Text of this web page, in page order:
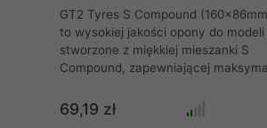
GT2 Tyres S Compound
to wysokiej jakości opony do modeli
stworzone z miękkiej mieszanki S
Compound, zapewniającej
wymiarom 160x86 mm idealnie
się w samochodach klasy GT2,
69,19 zł